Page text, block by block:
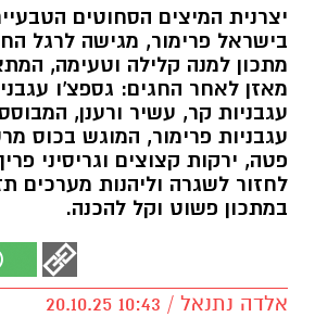
יצרנית המיצים הסחוטים
בישראל פרימור, מגישה לרגל
מתכון למנה קלילה וטעימה,
מאזן לאחר החגים: גספצ'ו
עגבניות קר, עשיר ורענן,
עגבניות פרימור, המוגש בכוס
פטה, ירקות קצוצים וגריסיני
לחזור לשגרה וליהנות מערכים
במתכון פשוט וקל להכנה.
אלדה נתנאל / 10:43 20.10.25